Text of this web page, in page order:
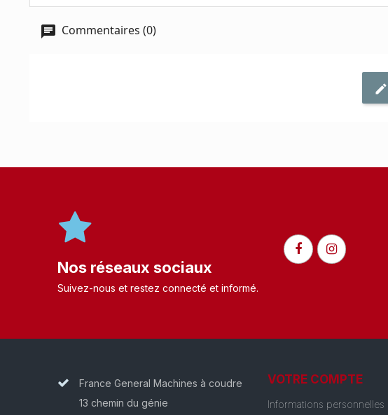
Commentaires (0)
Nos réseaux sociaux
Suivez-nous et restez connecté et informé.​
France General Machines à coudre
13 chemin du génie
VOTRE COMPTE
Informations personnelles